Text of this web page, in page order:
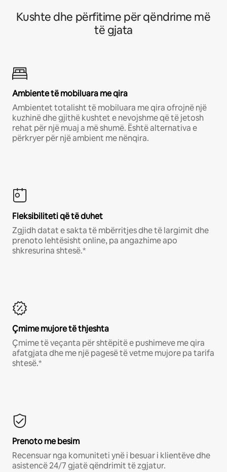
Kushte dhe përfitime për qëndrime më
të gjata
Ambiente të mobiluara me qira
Ambientet totalisht të mobiluara me qira ofrojnë një
kuzhinë dhe gjithë kushtet e nevojshme që të jetosh
rehat për një muaj a më shumë. Është alternativa e
përkryer për një ambient me nënqira.
Fleksibiliteti që të duhet
Zgjidh datat e sakta të mbërritjes dhe të largimit dhe
prenoto lehtësisht online, pa angazhime apo
shkresurina shtesë.*
Çmime mujore të thjeshta
Çmime të veçanta për shtëpitë e pushimeve me qira
afatgjata dhe me një pagesë të vetme mujore pa tarifa
shtesë.*
Prenoto me besim
Recensuar nga komuniteti ynë i besuar i klientëve dhe
asistencë 24/7 gjatë qëndrimit të zgjatur.